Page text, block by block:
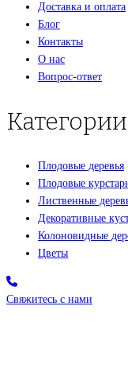
Доставка и оплата
Блог
Контакты
О нас
Вопрос-ответ
Категории
Плодовые деревья
Плодовые
Лиственные
Декоративные
Колоновидные
Цветы
Свяжитесь с нами